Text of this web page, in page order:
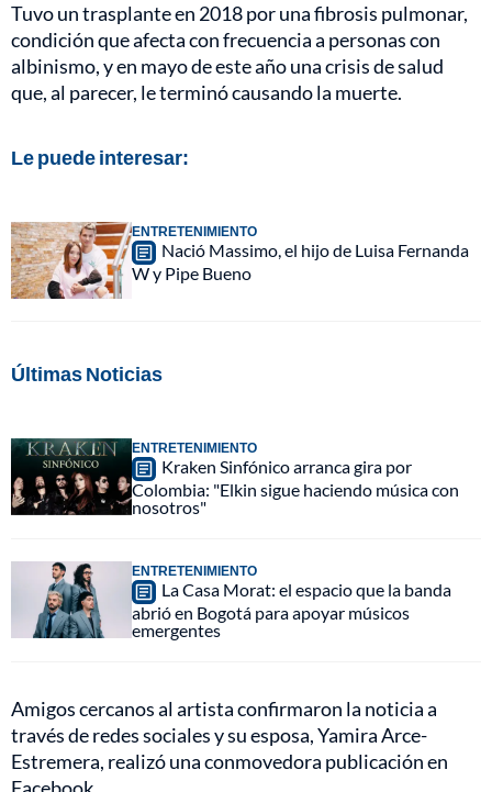
Tuvo un trasplante en 2018 por una fibrosis pulmonar,
condición que afecta con frecuencia a personas con
albinismo, y en mayo de este año una crisis de salud
que, al parecer, le terminó causando la muerte.
Le puede interesar:
ENTRETENIMIENTO
Nació Massimo, el hijo de Luisa Fernanda
W y Pipe Bueno
Últimas Noticias
ENTRETENIMIENTO
Kraken Sinfónico arranca gira por
Colombia: "Elkin sigue haciendo música con
nosotros"
ENTRETENIMIENTO
La Casa Morat: el espacio que la banda
abrió en Bogotá para apoyar músicos
emergentes
Amigos cercanos al artista confirmaron la noticia a
través de redes sociales y su esposa, Yamira Arce-
Estremera, realizó una conmovedora publicación en